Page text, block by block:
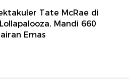
Tate McRae di
Mandi 660
Emas